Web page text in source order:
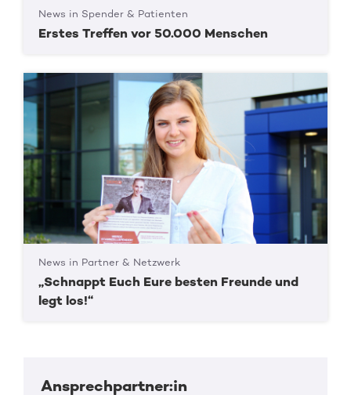
News in Spender & Patienten
Erstes Treffen vor 50.000 Menschen
News in Partner & Netzwerk
„Schnappt Euch Eure besten Freunde und
legt los!“
Ansprechpartner:in